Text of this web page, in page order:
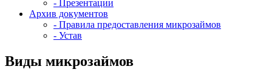
- Презентации
Архив документов
- Правила предоставления микрозаймов
- Устав
Виды микрозаймов